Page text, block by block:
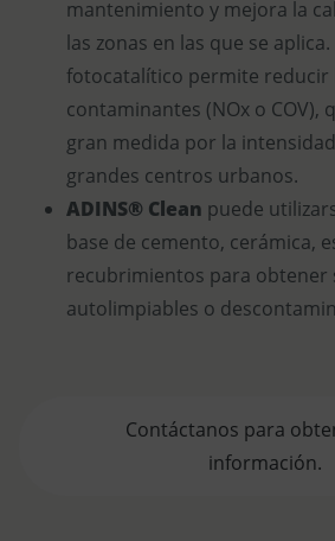
mantenimiento y mejora la
las zonas en las que se
fotocatalítico permite reducir
contaminantes (NOx o COV),
gran medida por la
grandes centros urbanos.
ADINS® Clean puede
base de cemento, cerámica,
recubrimientos para obtener
autolimpiables o
Contáctanos para
información.